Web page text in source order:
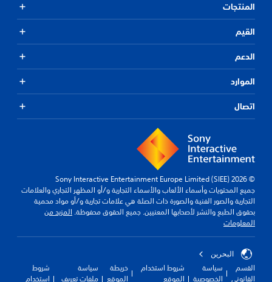
المنتجات
القيم
الدعم
الموارد
اتصال
© 2026 Sony Interactive Entertainment Europe Limited (SIEE)
جميع المحتويات وأسماء الألعاب والأسماء التجارية و/أو المظهر التجاري والعلامات
التجارية والصور الفنية والصورة ذات الصلة هي علامات تجارية و/أو مواد محمية
بحقوق الطبع والنشر لأصحابها المعنيين. جميع الحقوق محفوظة.المزيد من
المعلومات
البحرين
القسم
القانوني
سياسة
الخصوصية
شروط استخدام
الموقع
خريطة
الموقع
سياسة
ملفات تعريف
شروط
استخدام